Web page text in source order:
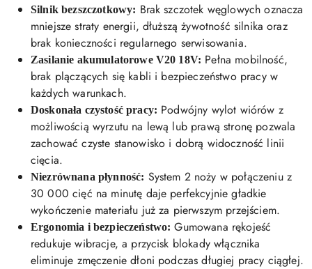
Silnik bezszczotkowy: Brak szczotek węglowych oznacza
mniejsze straty energii, dłuższą żywotność silnika oraz
brak konieczności regularnego serwisowania.
Zasilanie akumulatorowe V20 18V: Pełna mobilność,
brak plączących się kabli i bezpieczeństwo pracy w
każdych warunkach.
Doskonała czystość pracy: Podwójny wylot wiórów z
możliwością wyrzutu na lewą lub prawą stronę pozwala
zachować czyste stanowisko i dobrą widoczność linii
cięcia.
Niezrównana płynność: System 2 noży w połączeniu z
30 000 cięć na minutę daje perfekcyjnie gładkie
wykończenie materiału już za pierwszym przejściem.
Ergonomia i bezpieczeństwo: Gumowana rękojeść
redukuje wibracje, a przycisk blokady włącznika
eliminuje zmęczenie dłoni podczas długiej pracy ciągłej.